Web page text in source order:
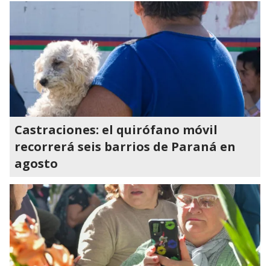
Castraciones: el quirófano móvil
recorrerá seis barrios de Paraná en
agosto